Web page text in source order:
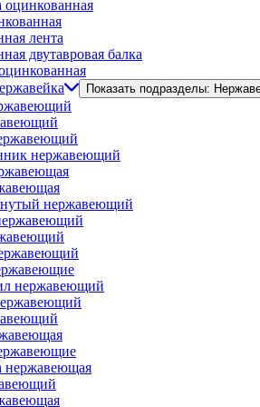
оцинкованная
лента
двутавровая балка
Показать подразделы:
нержавеющий
нержавеющий
нержавеющий
нержавеющая